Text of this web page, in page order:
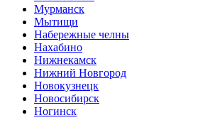
Мурманск
Мытищи
Набережные челны
Нахабино
Нижнекамск
Нижний Новгород
Новокузнецк
Новосибирск
Ногинск